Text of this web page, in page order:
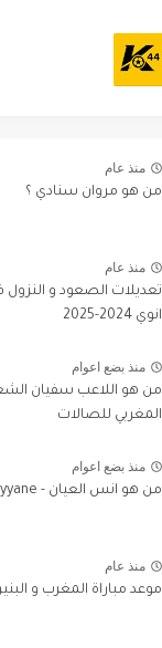
منذ عام
من هو مروان سنادي ؟
منذ عام
تعديلات الصعود و النزول
انوي 2024-2025
منذ بضع اعوام
من هو اللاعب سفيان
المغربي للصالات
منذ بضع اعوام
من هو انس العيان - anas el ayyane ؟
منذ عام
موعد مباراة المغرب و